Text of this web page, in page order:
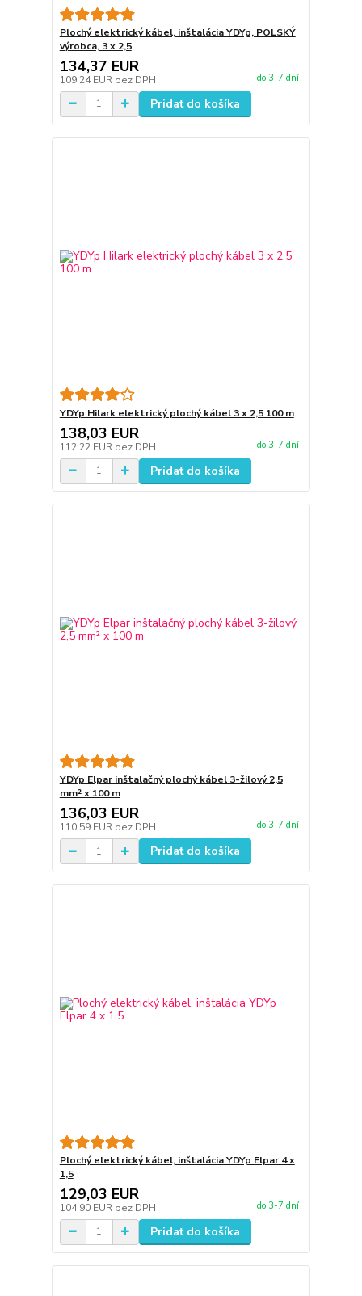
Plochý elektrický kábel, inštalácia YDYp, POLSKÝ
výrobca, 3 x 2,5
134,37 EUR
109,24 EUR bez DPH do 3-7 dní
Pridať do košíka
YDYp Hilark elektrický plochý kábel 3 x 2,5 100 m
138,03 EUR
112,22 EUR bez DPH do 3-7 dní
Pridať do košíka
YDYp Elpar inštalačný plochý kábel 3-žilový 2,5
mm² x 100 m
136,03 EUR
110,59 EUR bez DPH do 3-7 dní
Pridať do košíka
Plochý elektrický kábel, inštalácia YDYp Elpar 4 x
1,5
129,03 EUR
104,90 EUR bez DPH do 3-7 dní
Pridať do košíka